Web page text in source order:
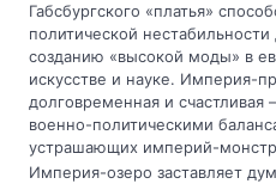
Габсбургского «платья»
политической
созданию «высокой моды» в
искусстве и науке. Империя-
долговременная и
военно-политическими
устрашающих империй-
Империя-озеро заставляет